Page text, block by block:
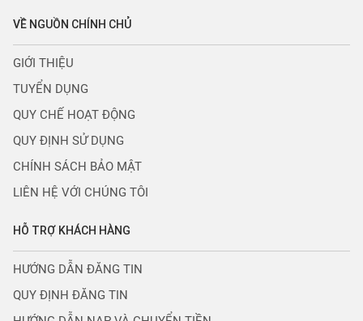
VỀ NGUỒN CHÍNH CHỦ
GIỚI THIỆU
TUYỂN DỤNG
QUY CHẾ HOẠT ĐỘNG
QUY ĐỊNH SỬ DỤNG
CHÍNH SÁCH BẢO MẬT
LIÊN HỆ VỚI CHÚNG TÔI
HỖ TRỢ KHÁCH HÀNG
HƯỚNG DẪN ĐĂNG TIN
QUY ĐỊNH ĐĂNG TIN